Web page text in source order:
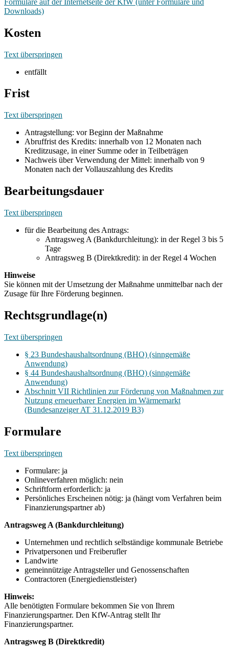
Downloads)
Kosten
Text überspringen
entfällt
Frist
Text überspringen
Antragstellung: vor Beginn der Maßnahme
Abruffrist des Kredits: innerhalb von 12 Monaten nach
Kreditzusage, in einer Summe oder in Teilbeträgen
Nachweis über Verwendung der Mittel: innerhalb von 9
Monaten nach der Vollauszahlung des Kredits
Bearbeitungsdauer
Text überspringen
für die Bearbeitung des Antrags:
Antragsweg A (Bankdurchleitung): in der Regel 3 bis 5
Tage
Antragsweg B (Direktkredit): in der Regel 4 Wochen
Hinweise
Sie können mit der Umsetzung der Maßnahme unmittelbar nach der
Zusage für Ihre Förderung beginnen.
Rechtsgrundlage(n)
Text überspringen
§ 23 Bundeshaushaltsordnung (BHO) (sinngemäße
Anwendung)
§ 44 Bundeshaushaltsordnung (BHO) (sinngemäße
Anwendung)
Abschnitt VII Richtlinien zur Förderung von Maßnahmen zur
Nutzung erneuerbarer Energien im Wärmemarkt
(Bundesanzeiger AT 31.12.2019 B3)
Formulare
Text überspringen
Formulare: ja
Onlineverfahren möglich: nein
Schriftform erforderlich: ja
Persönliches Erscheinen nötig: ja (hängt vom Verfahren beim
Finanzierungspartner ab)
Antragsweg A (Bankdurchleitung)
Unternehmen und rechtlich selbständige kommunale Betriebe
Privatpersonen und Freiberufler
Landwirte
gemeinnützige Antragsteller und Genossenschaften
Contractoren (Energiedienstleister)
Hinweis:
Alle benötigten Formulare bekommen Sie von Ihrem
Finanzierungspartner. Den KfW-Antrag stellt Ihr
Finanzierungspartner.
Antragsweg B (Direktkredit)